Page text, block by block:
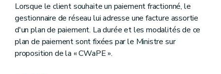
Lorsque le client souhaite un paiement fractionné, le
gestionnaire de réseau lui adresse une facture assortie
d'un plan de paiement. La durée et les modalités de ce
plan de paiement sont fixées par le Ministre sur
proposition de la « CWaPE ».